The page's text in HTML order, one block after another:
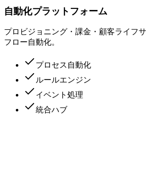
自動化プラットフォーム
プロビジョニング・課金・顧客ライフ
フロー自動化。
プロセス自動化
ルールエンジン
イベント処理
統合ハブ